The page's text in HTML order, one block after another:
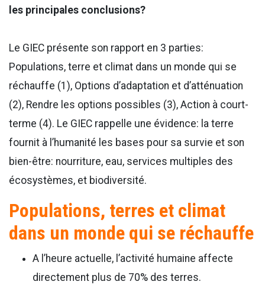
les principales conclusions?
Le GIEC présente son rapport en 3 parties:
Populations, terre et climat dans un monde qui se
réchauffe (1), Options d’adaptation et d’atténuation
(2), Rendre les options possibles (3), Action à court-
terme (4). Le GIEC rappelle une évidence: la terre
fournit à l’humanité les bases pour sa survie et son
bien-être: nourriture, eau, services multiples des
écosystèmes, et biodiversité.
Populations, terres et climat
dans un monde qui se réchauffe
A l’heure actuelle, l’activité humaine affecte
directement plus de 70% des terres.